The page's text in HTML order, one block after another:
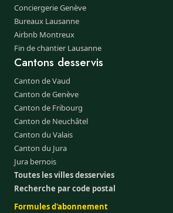
Conciergerie Genève
Bureaux Lausanne
Airbnb Montreux
Fin de chantier Lausanne
Cantons desservis
Canton de Vaud
Canton de Genève
Canton de Fribourg
Canton de Neuchâtel
Canton du Valais
Canton du Jura
Jura bernois
Toutes les villes desservies
Recherche par code postal
Formules d'abonnement